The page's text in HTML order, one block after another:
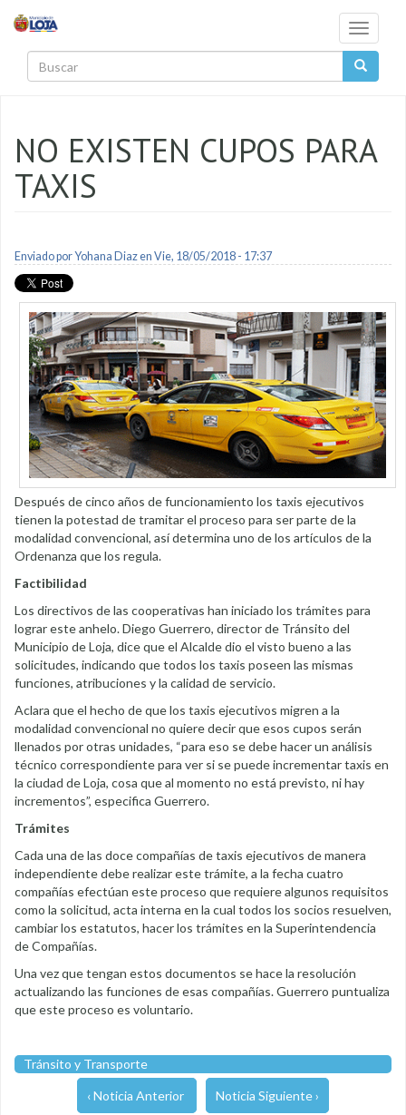
Toggle
NO EXISTEN CUPOS PARA
TAXIS
Enviado porYohana Diazen Vie, 18/05/2018 - 17:37
Después de cinco años de funcionamiento los taxis ejecutivos
tienen la potestad de tramitar el proceso para ser parte de la
modalidad convencional, así determina uno de los artículos de la
Ordenanza que los regula.
Factibilidad
Los directivos de las cooperativas han iniciado los trámites para
lograr este anhelo. Diego Guerrero, director de Tránsito del
Municipio de Loja, dice que el Alcalde dio el visto bueno a las
solicitudes, indicando que todos los taxis poseen las mismas
funciones, atribuciones y la calidad de servicio.
Aclara que el hecho de que los taxis ejecutivos migren a la
modalidad convencional no quiere decir que esos cupos serán
llenados por otras unidades, “para eso se debe hacer un análisis
técnico correspondiente para ver si se puede incrementar taxis en
la ciudad de Loja, cosa que al momento no está previsto, ni hay
incrementos”, especifica Guerrero.
Trámites
Cada una de las doce compañías de taxis ejecutivos de manera
independiente debe realizar este trámite, a la fecha cuatro
compañías efectúan este proceso que requiere algunos requisitos
como la solicitud, acta interna en la cual todos los socios resuelven,
cambiar los estatutos, hacer los trámites en la Superintendencia
de Compañías.
Una vez que tengan estos documentos se hace la resolución
actualizando las funciones de esas compañías. Guerrero puntualiza
que este proceso es voluntario.
Tránsito y Transporte
‹ Noticia Anterior Noticia Siguiente ›